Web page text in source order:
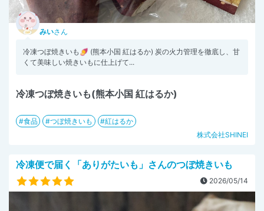
みいさん
冷凍つぼ焼きいも🍠 (熊本小国 紅はるか) 炭の火力管理を徹底し、甘
くて美味しい焼きいもに仕上げて...
冷凍つぼ焼きいも(熊本小国 紅はるか)
食品 つぼ焼きいも
紅はるか
株式会社SHINEI
冷凍便で届く「ありがたいも」さんのつぼ焼きいも
2026/05/14